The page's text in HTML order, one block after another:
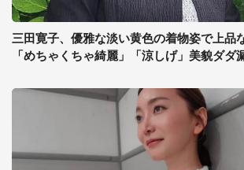
三田寛子、優雅な淡い黄色の着物姿で上品
「めちゃくちゃ綺麗」「涼しげ」美貌ダダ